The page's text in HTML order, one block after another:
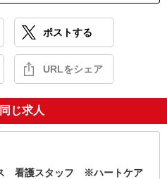
ポストする
URLをシェア
じ求人
看護スタッフ ※ハートケア